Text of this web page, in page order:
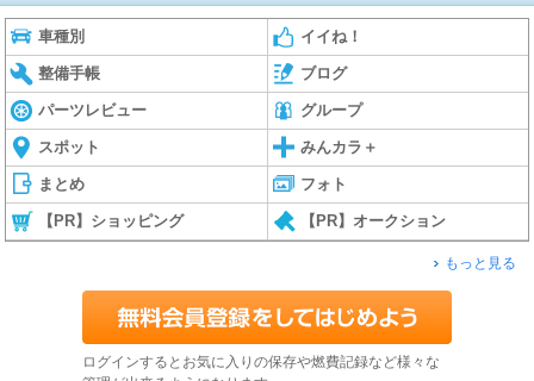
車種別 イイね！
整備手帳 ブログ
パーツレビュー グループ
スポット みんカラ＋
まとめ フォト
【PR】ショッピング 【PR】オークション
もっと見る
ログインするとお気に入りの保存や燃費記録など様々な